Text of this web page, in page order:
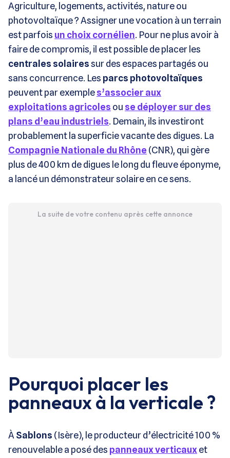
Agriculture, logements, activités, nature ou
photovoltaïque ? Assigner une vocation à un terrain
est parfois un choix cornélien. Pour ne plus avoir à
faire de compromis, il est possible de placer les
centrales solairessur des espaces partagés ou
sans concurrence. Les parcs photovoltaïques
peuvent par exemples’associer aux
exploitations agricoles ou se déployer sur des
plans d’eau industriels. Demain, ils investiront
probablement la superficie vacante des digues. La
Compagnie Nationale du Rhône (CNR), qui gère
plus de 400 km de digues le long du fleuve éponyme,
a lancé un démonstrateur solaire en ce sens.
La suite de votre contenu après cette annonce
Pourquoi placer les
panneaux à la verticale ?
À Sablons (Isère), le producteur d’électricité 100 %
renouvelable a posé des panneaux verticauxet